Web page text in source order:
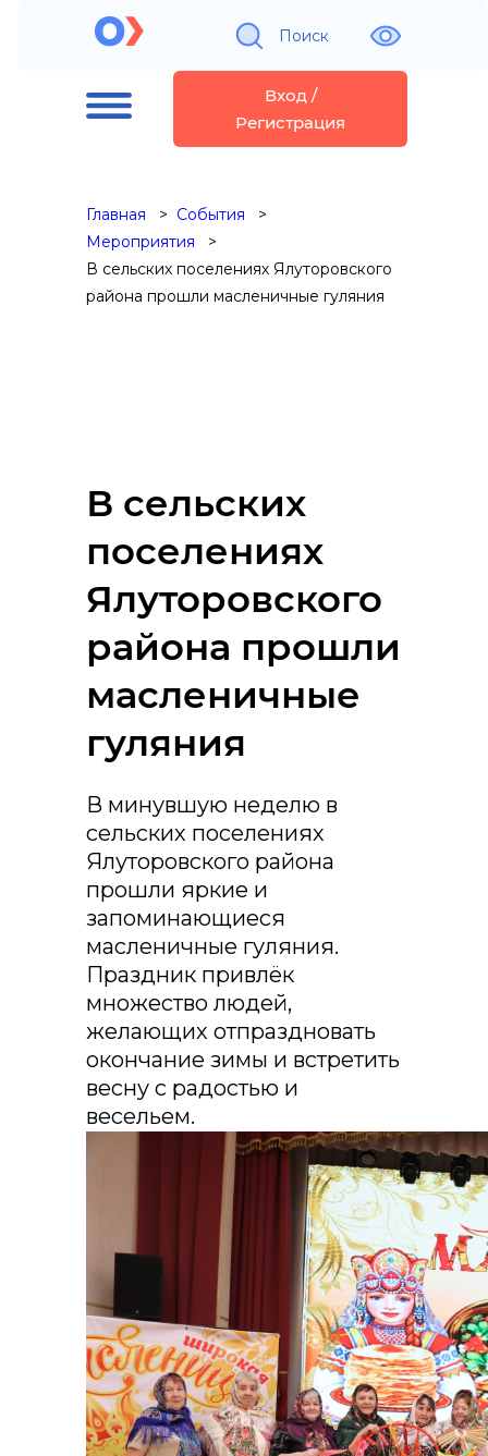
Поиск
Вход /
Регистрация
Главная
События
Мероприятия
В сельских поселениях Ялуторовского
района прошли масленичные гуляния
В сельских
поселениях
Ялуторовского
района прошли
масленичные
гуляния
В минувшую неделю в
сельских поселениях
Ялуторовского района
прошли яркие и
запоминающиеся
масленичные гуляния.
Праздник привлёк
множество людей,
желающих отпраздновать
окончание зимы и встретить
весну с радостью и
весельем.